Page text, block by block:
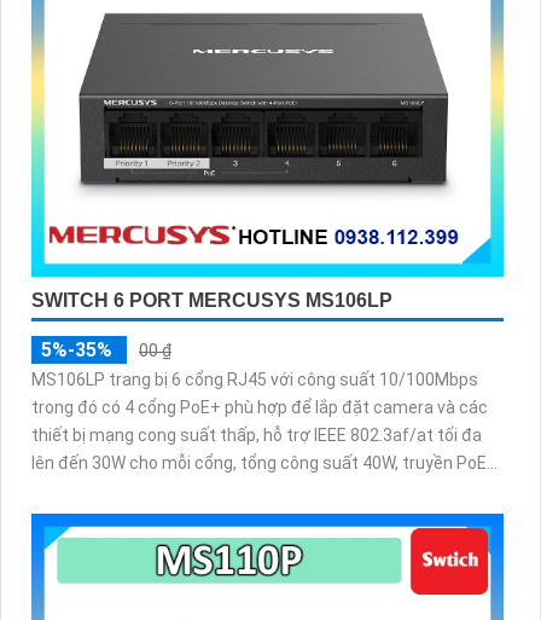
SWITCH 6 PORT MERCUSYS MS106LP
5%-35%
00 ₫
MS106LP trang bị 6 cổng RJ45 với công suất 10/100Mbps
trong đó có 4 cổng PoE+ phù hợp để lắp đặt camera và các
thiết bị mạng cong suất thấp, hỗ trợ IEEE 802.3af/at tối đa
lên đến 30W cho mỗi cổng, tổng công suất 40W, truyền PoE